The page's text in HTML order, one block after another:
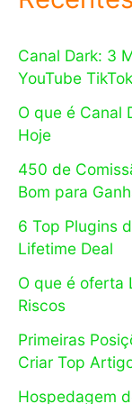
Canal Dark: 3
YouTube TikTok
O que é Canal
Hoje
450 de
Bom para
6 Top Plugins
Lifetime Deal
O que é oferta
Riscos
Primeiras
Criar Top
Hospedagem